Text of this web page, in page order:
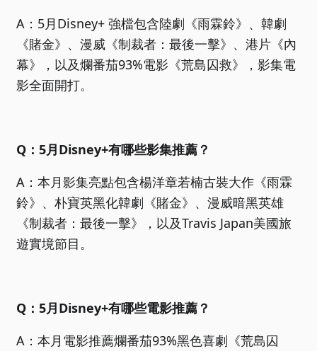
A：5月Disney+ 強檔包含陸劇《雨霖鈴》、韓劇
《賭金》、漫威《制裁者：最後一擊》、港片《內
幕》，以及爛番茄93%電影《荒島囚救》，影集電
影全面開打。
Q：5月Disney+有哪些影集推薦？
A：本月影集亮點包含楊洋章若楠古裝大作《雨霖
鈴》、朴寶英黑化韓劇《賭金》、漫威暗黑英雄
《制裁者：最後一擊》，以及Travis Japan美國旅
遊實境節目。
Q：5月Disney+有哪些電影推薦？
A：本月電影推薦爛番茄93%黑色喜劇《荒島囚